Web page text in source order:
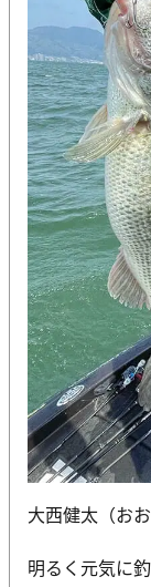
大西健太（お
明るく元気に